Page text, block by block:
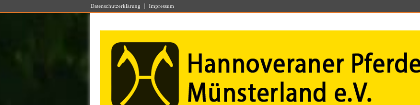
Datenschutzerklärung Impressum